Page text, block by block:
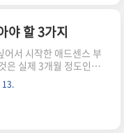
정도 소요되는 도시인
다운, 템즈강이 흐르는
물렀던 햄프턴 궁전이 있
방문하는 것도 추천해요.
, 뭔가 바쁜 대도시의 매
적하고 한가로운, 그야
로 느..
야 할 3가지
서 시작한 애드센스 부
은 실제 3개월 정도인데
정리해보려고 합니다.
강의를 여러개 수강을
되었던 것은 월급쟁이부
나님의 강의와 유튜브의